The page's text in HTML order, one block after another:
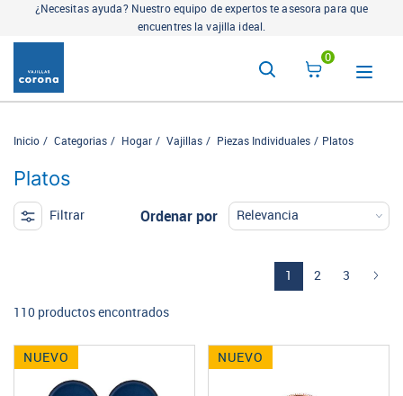
¿Necesitas ayuda? Nuestro equipo de expertos te asesora para que
encuentres la vajilla ideal.
0
Inicio Categorias Hogar Vajillas Piezas Individuales Platos
Platos
Filtrar Ordenar por
1 (current)
2 3
110 productos encontrados
NUEVO NUEVO